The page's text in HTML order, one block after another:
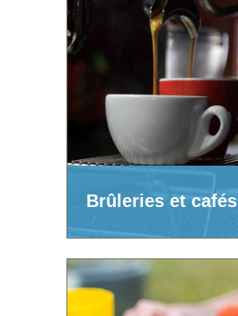
Brûleries et cafés